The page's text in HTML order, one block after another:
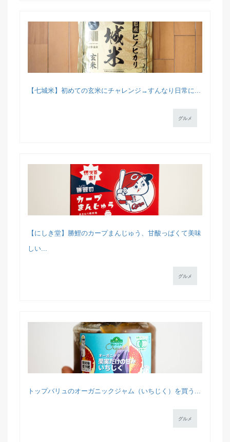
【七城米】初めての玄米にチャレンジ→すんなり日常に...
グルメ
【にしき堂】勝鯉のカープまんじゅう、甘酸っぱくて美味
しい...
グルメ
トップバリュのオーガニックジャム（いちじく）を買う...
グルメ